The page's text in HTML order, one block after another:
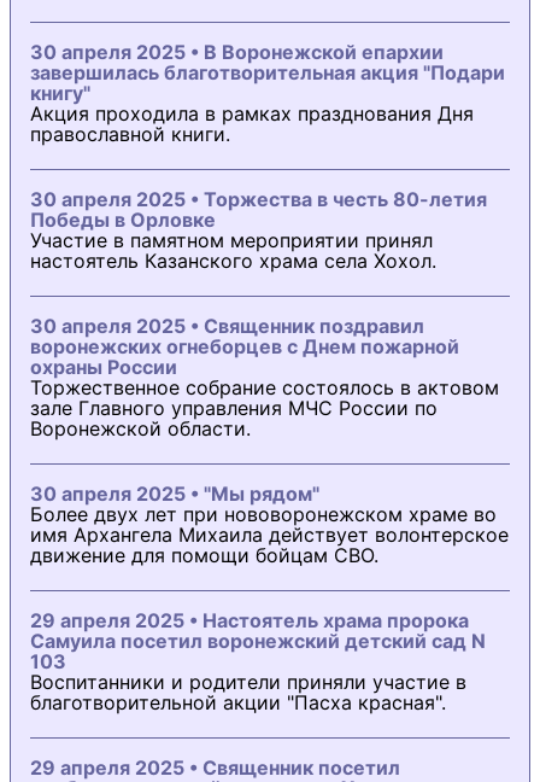
30 апреля 2025 • В Воронежской епархии
завершилась благотворительная акция "Подари
книгу"
Акция проходила в рамках празднования Дня
православной книги.
30 апреля 2025 • Торжества в честь 80-летия
Победы в Орловке
Участие в памятном мероприятии принял
настоятель Казанского храма села Хохол.
30 апреля 2025 • Священник поздравил
воронежских огнеборцев с Днем пожарной
охраны России
Торжественное собрание состоялось в актовом
зале Главного управления МЧС России по
Воронежской области.
30 апреля 2025 • "Мы рядом"
Более двух лет при нововоронежском храме во
имя Архангела Михаила действует волонтерское
движение для помощи бойцам СВО.
29 апреля 2025 • Настоятель храма пророка
Самуила посетил воронежский детский сад N
103
Воспитанники и родители приняли участие в
благотворительной акции "Пасха красная".
29 апреля 2025 • Священник посетил